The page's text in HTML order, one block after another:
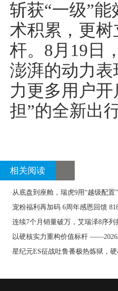
斩获“一级”
术积累，更
杆。8月19日
澎湃的动力
力更多用户
担”的全新出
相关阅读
· 从底盘到座舱，瑞虎9用“越级配置
· 宠粉福利再加码 6周年感恩回馈
·连续7个月销量破万，艾瑞泽8序
· 以硬核实力重构价值标杆
·星纪元ES征战吐鲁番极热炼狱，